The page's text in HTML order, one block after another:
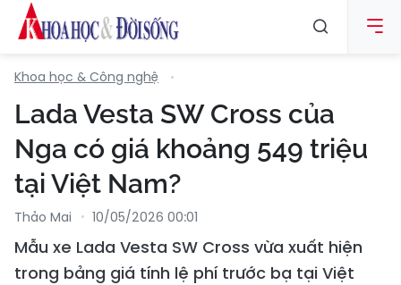
Khoa học & Công nghệ
Lada Vesta SW Cross của
Nga có giá khoảng 549 triệu
tại Việt Nam?
Thảo Mai 10/05/2026 00:01
Mẫu xe Lada Vesta SW Cross vừa xuất hiện
trong bảng giá tính lệ phí trước bạ tại Việt